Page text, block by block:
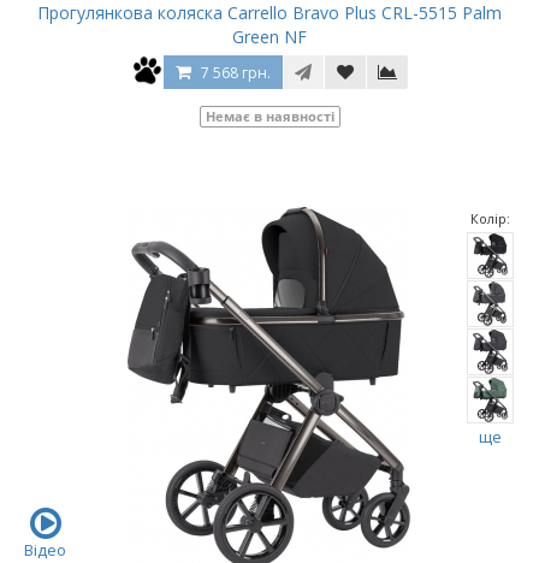
Прогулянкова коляска Carrello Bravo Plus CRL-5515 Palm
Green NF
7 568 грн.
Немає в наявності
Колір:
ще
Відео